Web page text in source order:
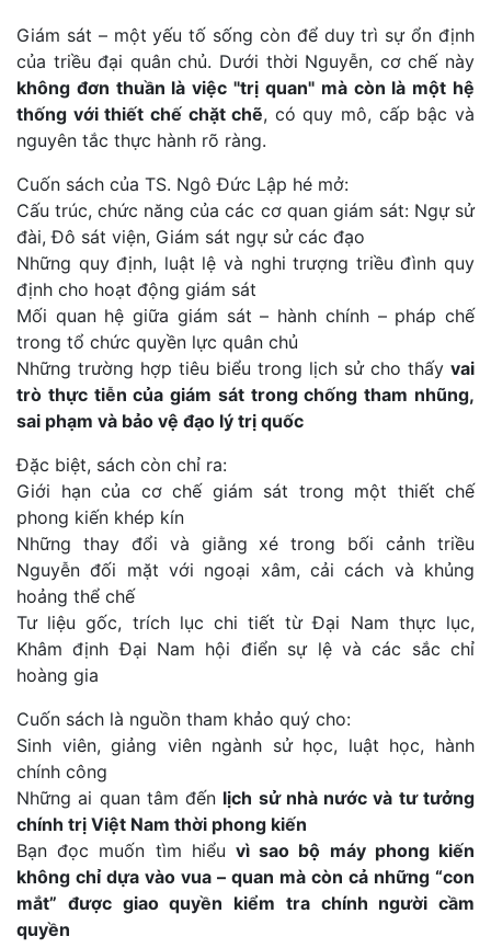
Giám sát – một yếu tố sống còn để duy trì sự ổn định
của triều đại quân chủ. Dưới thời Nguyễn, cơ chế này
không đơn thuần là việc "trị quan" mà còn là một hệ
thống với thiết chế chặt chẽ, có quy mô, cấp bậc và
nguyên tắc thực hành rõ ràng.
Cuốn sách của TS. Ngô Đức Lập hé mở:
Cấu trúc, chức năng của các cơ quan giám sát: Ngự sử
đài, Đô sát viện, Giám sát ngự sử các đạo
Những quy định, luật lệ và nghi trượng triều đình quy
định cho hoạt động giám sát
Mối quan hệ giữa giám sát – hành chính – pháp chế
trong tổ chức quyền lực quân chủ
Những trường hợp tiêu biểu trong lịch sử cho thấy vai
trò thực tiễn của giám sát trong chống tham nhũng,
sai phạm và bảo vệ đạo lý trị quốc
Đặc biệt, sách còn chỉ ra:
Giới hạn của cơ chế giám sát trong một thiết chế
phong kiến khép kín
Những thay đổi và giằng xé trong bối cảnh triều
Nguyễn đối mặt với ngoại xâm, cải cách và khủng
hoảng thể chế
Tư liệu gốc, trích lục chi tiết từ Đại Nam thực lục,
Khâm định Đại Nam hội điển sự lệ và các sắc chỉ
hoàng gia
Cuốn sách là nguồn tham khảo quý cho:
Sinh viên, giảng viên ngành sử học, luật học, hành
chính công
Những ai quan tâm đến lịch sử nhà nước và tư tưởng
chính trị Việt Nam thời phong kiến
Bạn đọc muốn tìm hiểu vì sao bộ máy phong kiến
không chỉ dựa vào vua – quan mà còn cả những “con
mắt” được giao quyền kiểm tra chính người cầm
quyền